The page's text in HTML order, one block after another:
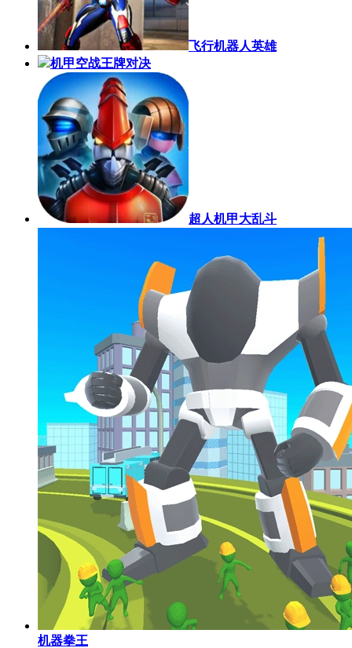
飞行机器人英雄
机甲空战王牌对决
超人机甲大乱斗
机器拳王